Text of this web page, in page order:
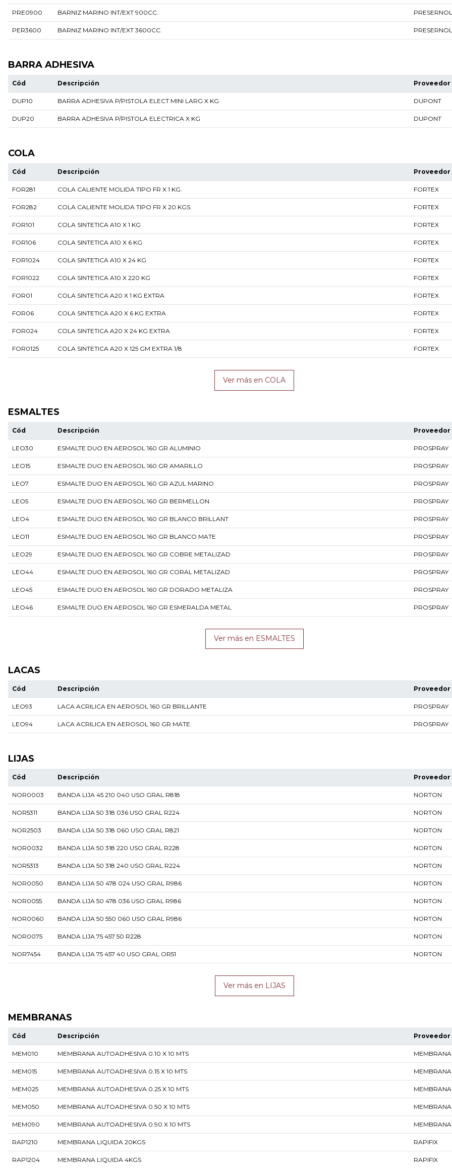
PRE0900 BARNIZ MARINO INT/EXT 900CC. PRESERNOL
PER3600 BARNIZ MARINO INT/EXT 3600CC. PRESERNOL
BARRA ADHESIVA
Cód Descripción Proveedor
DUP10 BARRA ADHESIVA P/PISTOLA ELECT MINI LARG X KG DUPONT
DUP20 BARRA ADHESIVA P/PISTOLA ELECTRICA X KG DUPONT
COLA
Cód Descripción Proveedor
FOR281 COLA CALIENTE MOLIDA TIPO FR X 1 KG. FORTEX
FOR282 COLA CALIENTE MOLIDA TIPO FR X 20 KGS. FORTEX
FOR101 COLA SINTETICA A10 X 1 KG FORTEX
FOR106 COLA SINTETICA A10 X 6 KG FORTEX
FOR1024 COLA SINTETICA A10 X 24 KG FORTEX
FOR1022 COLA SINTETICA A10 X 220 KG FORTEX
FOR01 COLA SINTETICA A20 X 1 KG EXTRA FORTEX
FOR06 COLA SINTETICA A20 X 6 KG EXTRA FORTEX
FOR024 COLA SINTETICA A20 X 24 KG EXTRA FORTEX
FOR0125 COLA SINTETICA A20 X 125 GM EXTRA 1/8 FORTEX
Ver más en COLA
ESMALTES
Cód Descripción Proveedor
LEO30 ESMALTE DUO EN AEROSOL 160 GR ALUMINIO PROSPRAY
LEO15 ESMALTE DUO EN AEROSOL 160 GR AMARILLO PROSPRAY
LEO7 ESMALTE DUO EN AEROSOL 160 GR AZUL MARINO PROSPRAY
LEO5 ESMALTE DUO EN AEROSOL 160 GR BERMELLON PROSPRAY
LEO4 ESMALTE DUO EN AEROSOL 160 GR BLANCO BRILLANT PROSPRAY
LEO11 ESMALTE DUO EN AEROSOL 160 GR BLANCO MATE PROSPRAY
LEO29 ESMALTE DUO EN AEROSOL 160 GR COBRE METALIZAD PROSPRAY
LEO44 ESMALTE DUO EN AEROSOL 160 GR CORAL METALIZAD PROSPRAY
LEO45 ESMALTE DUO EN AEROSOL 160 GR DORADO METALIZA PROSPRAY
LEO46 ESMALTE DUO EN AEROSOL 160 GR ESMERALDA METAL PROSPRAY
Ver más en ESMALTES
LACAS
Cód Descripción Proveedor
LEO93 LACA ACRILICA EN AEROSOL 160 GR BRILLANTE PROSPRAY
LEO94 LACA ACRILICA EN AEROSOL 160 GR MATE PROSPRAY
LIJAS
Cód Descripción Proveedor
NOR0003 BANDA LIJA 45 210 040 USO GRAL R818 NORTON
NOR5311 BANDA LIJA 50 318 036 USO GRAL R224 NORTON
NOR2503 BANDA LIJA 50 318 060 USO GRAL R821 NORTON
NOR0032 BANDA LIJA 50 318 220 USO GRAL R228 NORTON
NOR5313 BANDA LIJA 50 318 240 USO GRAL R224 NORTON
NOR0050 BANDA LIJA 50 478 024 USO GRAL R986 NORTON
NOR0055 BANDA LIJA 50 478 036 USO GRAL R986 NORTON
NOR0060 BANDA LIJA 50 550 060 USO GRAL R986 NORTON
NOR0075 BANDA LIJA 75 457 50 R228 NORTON
NOR7454 BANDA LIJA 75 457 40 USO GRAL OR51 NORTON
Ver más en LIJAS
MEMBRANAS
Cód Descripción Proveedor
MEM010 MEMBRANA AUTOADHESIVA 0.10 X 10 MTS MEMBRANA
MEM015 MEMBRANA AUTOADHESIVA 0.15 X 10 MTS MEMBRANA
MEM025 MEMBRANA AUTOADHESIVA 0.25 X 10 MTS MEMBRANA
MEM050 MEMBRANA AUTOADHESIVA 0.50 X 10 MTS MEMBRANA
MEM090 MEMBRANA AUTOADHESIVA 0.90 X 10 MTS MEMBRANA
RAP1210 MEMBRANA LIQUIDA 20KGS RAPIFIX
RAP1204 MEMBRANA LIQUIDA 4KGS RAPIFIX